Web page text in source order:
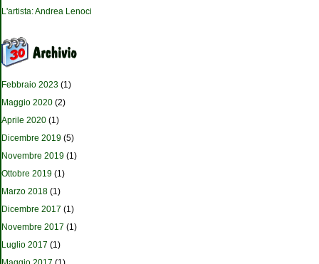
L'artista: Andrea Lenoci
Febbraio 2023 (1)
Maggio 2020 (2)
Aprile 2020 (1)
Dicembre 2019 (5)
Novembre 2019 (1)
Ottobre 2019 (1)
Marzo 2018 (1)
Dicembre 2017 (1)
Novembre 2017 (1)
Luglio 2017 (1)